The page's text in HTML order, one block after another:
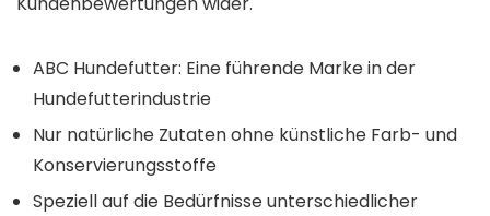
ABC Hundefutter: Eine führende Marke in der
Hundefutterindustrie
Nur natürliche Zutaten ohne künstliche Farb- und
Konservierungsstoffe
Speziell auf die Bedürfnisse unterschiedlicher